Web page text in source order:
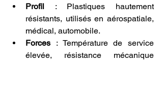
Profil : Plastiques hautement
résistants, utilisés en aérospatiale,
médical, automobile.
Forces : Température de service
élevée, résistance mécanique